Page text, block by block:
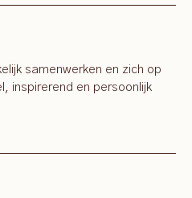
samenwerken en zich op
inspirerend en persoonlijk